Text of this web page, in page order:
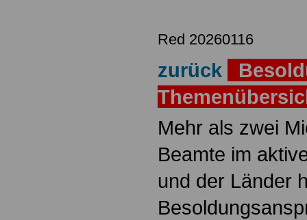
Red 20260116
zurück
Mehr als zwei
Beamte im
und der Länder